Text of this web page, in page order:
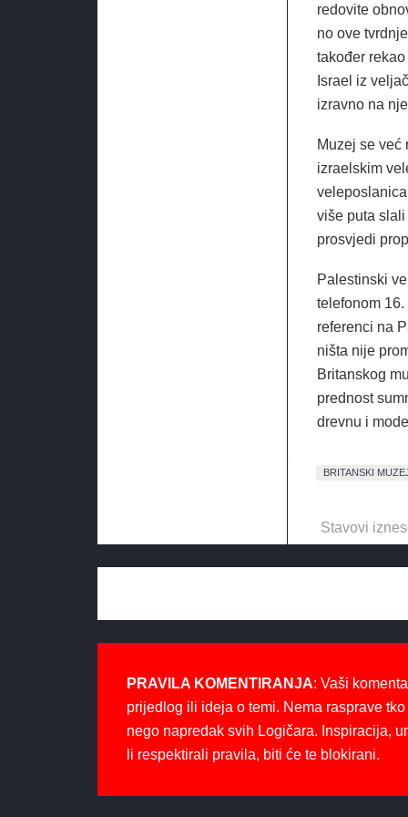
redovite
no ove
također
Israel iz
izravno na
Muzej se već
izraelskim
više puta slali
prosvjedi
Palestinski
telefonom
referenci na
ništa nije
Britanskog
prednost
drevnu i
BRITANSKI
Stavovi
PRAVILA KOMENTIRANJA: Vaši
prijedlog ili ideja o temi. Nema rasprave
nego napredak svih Logičara. Inspiracija,
li respektirali pravila, biti će te blokirani.